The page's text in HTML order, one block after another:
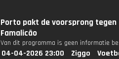
Porto pakt de voorsprong tegen
Famalicão
Van dit programma is geen informatie
04-04-2026 23:00 Ziggo